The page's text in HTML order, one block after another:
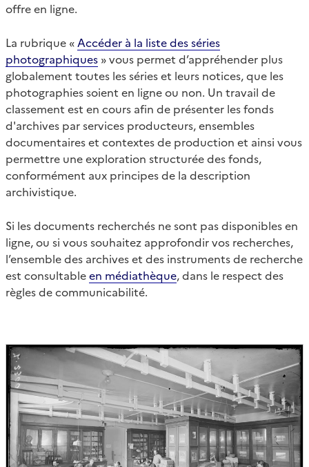
offre en ligne.
La rubrique « Accéder à la liste des séries
photographiques » vous permet d’appréhender plus
globalement toutes les séries et leurs notices, que les
photographies soient en ligne ou non. Un travail de
classement est en cours afin de présenter les fonds
d'archives par services producteurs, ensembles
documentaires et contextes de production et ainsi vous
permettre une exploration structurée des fonds,
conformément aux principes de la description
archivistique.
Si les documents recherchés ne sont pas disponibles en
ligne, ou si vous souhaitez approfondir vos recherches,
l’ensemble des archives et des instruments de recherche
est consultableen médiathèque, dans le respect des
règles de communicabilité.